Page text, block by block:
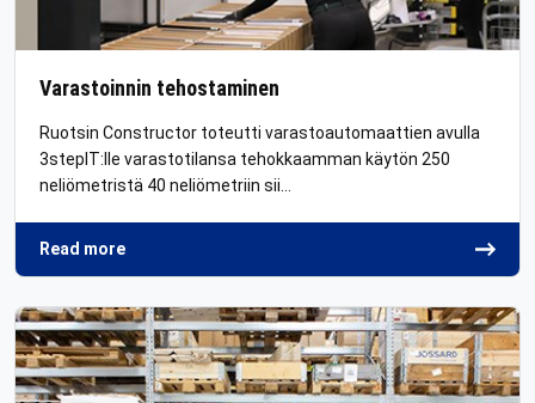
Varastoinnin tehostaminen
Ruotsin Constructor toteutti varastoautomaattien avulla
3stepIT:lle varastotilansa tehokkaamman käytön 250
neliömetristä 40 neliömetriin sii…
Read more